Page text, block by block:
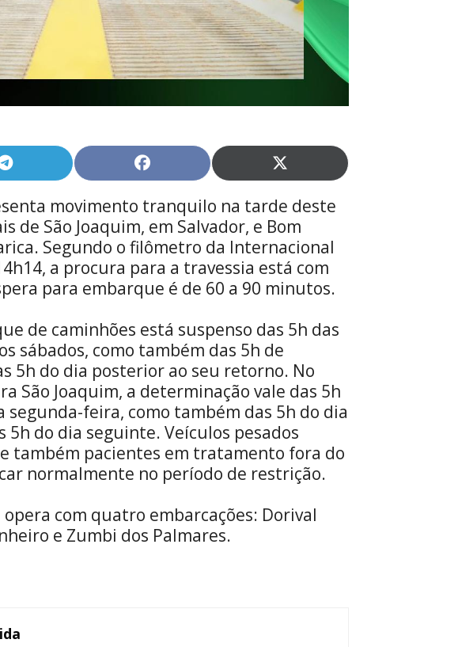
Share
on
Telegram
Share
on
Facebook
Share
on
X
(Twitter)
movimento tranquilo na tarde deste
de São Joaquim, em Salvador, e Bom
Segundo o filômetro da Internacional
a procura para a travessia está com
para embarque é de 60 a 90 minutos.
de caminhões está suspenso das 5h das
sábados, como também das 5h de
5h do dia posterior ao seu retorno. No
São Joaquim, a determinação vale das 5h
segunda-feira, como também das 5h do dia
do dia seguinte. Veículos pesados
também pacientes em tratamento fora do
normalmente no período de restrição.
com quatro embarcações: Dorival
e Zumbi dos Palmares.